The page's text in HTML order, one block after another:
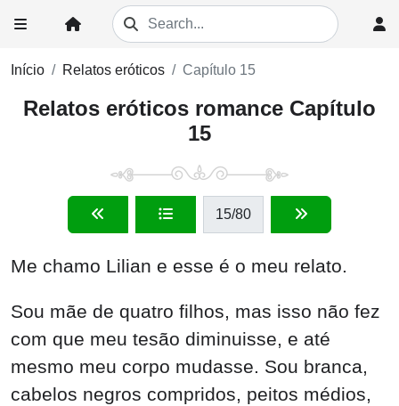
Início Relatos eróticos Capítulo 15
Relatos eróticos romance Capítulo
15
15/80
Me chamo Lilian e esse é o meu relato.
Sou mãe de quatro filhos, mas isso não fez
com que meu tesão diminuisse, e até
mesmo meu corpo mudasse. Sou branca,
cabelos negros compridos, peitos médios,